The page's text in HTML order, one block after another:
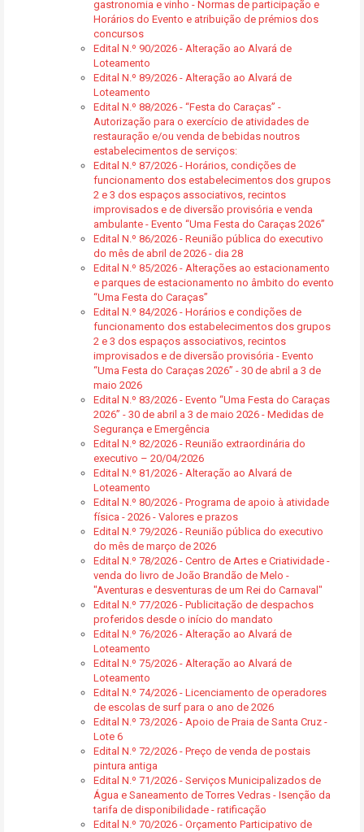
gastronomia e vinho - Normas de participação e
Horários do Evento e atribuição de prémios dos
concursos
Edital N.º 90/2026 - Alteração ao Alvará de
Loteamento
Edital N.º 89/2026 - Alteração ao Alvará de
Loteamento
Edital N.º 88/2026 - “Festa do Caraças” -
Autorização para o exercício de atividades de
restauração e/ou venda de bebidas noutros
estabelecimentos de serviços:
Edital N.º 87/2026 - Horários, condições de
funcionamento dos estabelecimentos dos grupos
2 e 3 dos espaços associativos, recintos
improvisados e de diversão provisória e venda
ambulante - Evento “Uma Festa do Caraças 2026”
Edital N.º 86/2026 - Reunião pública do executivo
do mês de abril de 2026 - dia 28
Edital N.º 85/2026 - Alterações ao estacionamento
e parques de estacionamento no âmbito do evento
“Uma Festa do Caraças”
Edital N.º 84/2026 - Horários e condições de
funcionamento dos estabelecimentos dos grupos
2 e 3 dos espaços associativos, recintos
improvisados e de diversão provisória - Evento
“Uma Festa do Caraças 2026” - 30 de abril a 3 de
maio 2026
Edital N.º 83/2026 - Evento “Uma Festa do Caraças
2026” - 30 de abril a 3 de maio 2026 - Medidas de
Segurança e Emergência
Edital N.º 82/2026 - Reunião extraordinária do
executivo – 20/04/2026
Edital N.º 81/2026 - Alteração ao Alvará de
Loteamento
Edital N.º 80/2026 - Programa de apoio à atividade
física - 2026 - Valores e prazos
Edital N.º 79/2026 - Reunião pública do executivo
do mês de março de 2026
Edital N.º 78/2026 - Centro de Artes e Criatividade -
venda do livro de João Brandão de Melo -
"Aventuras e desventuras de um Rei do Carnaval"
Edital N.º 77/2026 - Publicitação de despachos
proferidos desde o início do mandato
Edital N.º 76/2026 - Alteração ao Alvará de
Loteamento
Edital N.º 75/2026 - Alteração ao Alvará de
Loteamento
Edital N.º 74/2026 - Licenciamento de operadores
de escolas de surf para o ano de 2026
Edital N.º 73/2026 - Apoio de Praia de Santa Cruz -
Lote 6
Edital N.º 72/2026 - Preço de venda de postais
pintura antiga
Edital N.º 71/2026 - Serviços Municipalizados de
Água e Saneamento de Torres Vedras - Isenção da
tarifa de disponibilidade - ratificação
Edital N.º 70/2026 - Orçamento Participativo de